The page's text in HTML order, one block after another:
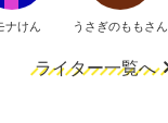
ナけん うさぎのももさん
ライター一覧へ